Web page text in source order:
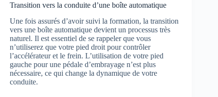
Transition vers la conduite d’une boîte automatique
Une fois assurés d’avoir suivi la formation, la transition
vers une boîte automatique devient un processus très
naturel. Il est essentiel de se rappeler que vous
n’utiliserez que votre pied droit pour contrôler
l’accélérateur et le frein. L’utilisation de votre pied
gauche pour une pédale d’embrayage n’est plus
nécessaire, ce qui change la dynamique de votre
conduite.